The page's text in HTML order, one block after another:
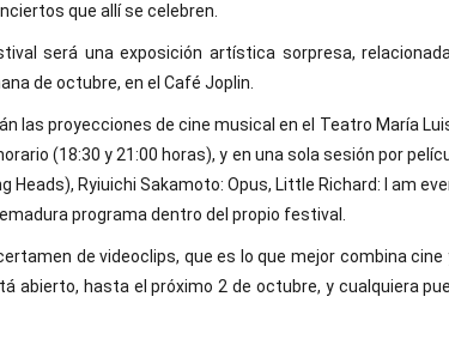
que allí se celebren.
será una exposición artística sorpresa,
de octubre, en el Café Joplin.
las proyecciones de cine musical en el Teatro María
(18:30 y 21:00 horas), y en una sola sesión por
Heads), Ryiuichi Sakamoto: Opus, Little Richard: I am
programa dentro del propio festival.
de videoclips, que es lo que mejor combina cine
abierto, hasta el próximo 2 de octubre, y cualquiera